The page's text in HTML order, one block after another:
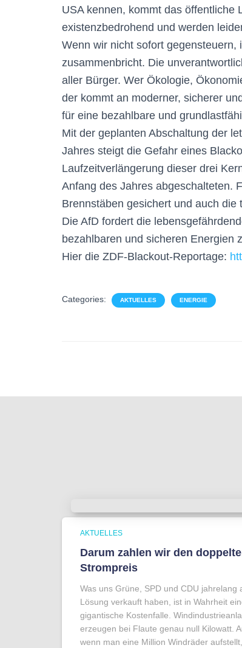
USA kennen, kommt das öffentliche
existenzbedrohend und werden
Wenn wir nicht sofort
zusammenbricht. Die
aller Bürger. Wer Ökologie,
der kommt an moderner, sicherer
für eine bezahlbare und
Mit der geplanten Abschaltung der
Jahres steigt die Gefahr eines
Laufzeitverlängerung dieser drei
Anfang des Jahres abgeschalteten.
Brennstäben gesichert und auch
Die AfD fordert die
bezahlbaren und sicheren Energien
Hier die ZDF-Blackout-Reportage:
Categories: AKTUELLES ENERGIE
AKTUELLES
Darum zahlen wir den
Strompreis
Was uns Grüne, SPD und CDU jahrelang
Lösung verkauft haben, ist in Wahrheit
gigantische Kostenfalle.
erzeugen bei Flaute genau null Kilowatt.
wenn man eine Million Windräder aufstellt,